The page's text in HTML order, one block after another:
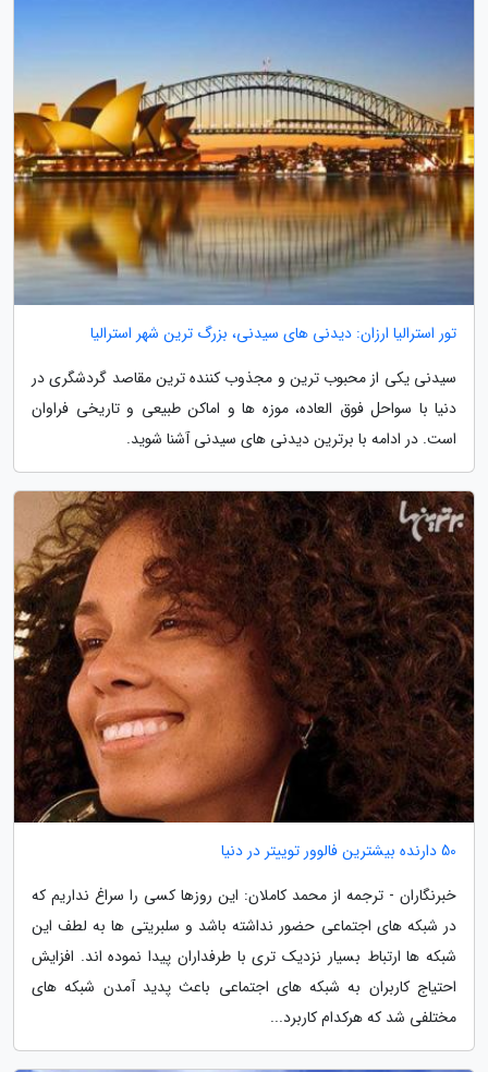
تور استرالیا ارزان: دیدنی های سیدنی، بزرگ ترین شهر استرالیا
سیدنی یکی از محبوب ترین و مجذوب کننده ترین مقاصد گردشگری در
دنیا با سواحل فوق العاده، موزه ها و اماکن طبیعی و تاریخی فراوان
است. در ادامه با برترین دیدنی های سیدنی آشنا شوید.
50 دارنده بیشترین فالوور توییتر در دنیا
خبرنگاران - ترجمه از محمد کاملان: این روزها کسی را سراغ نداریم که
در شبکه های اجتماعی حضور نداشته باشد و سلبریتی ها به لطف این
شبکه ها ارتباط بسیار نزدیک تری با طرفداران پیدا نموده اند. افزایش
احتیاج کاربران به شبکه های اجتماعی باعث پدید آمدن شبکه های
مختلفی شد که هرکدام کاربرد...